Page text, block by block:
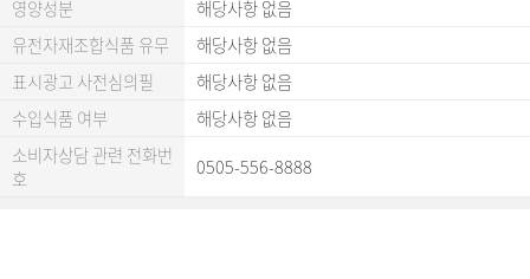
영양성분
해당사항 없음
유전자재조합식품 유무
해당사항 없음
표시광고 사전심의필
해당사항 없음
수입식품 여부
해당사항 없음
소비자상담 관련 전화번
호
0505-556-8888